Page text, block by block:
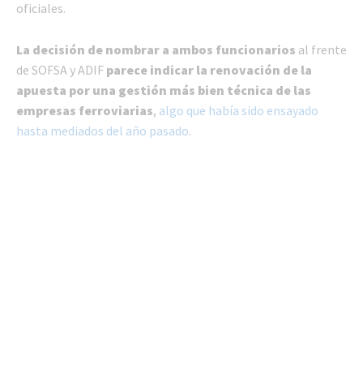
oficiales.
La decisión de nombrar a ambos funcionarios al frente
de SOFSA y ADIF parece indicar la renovación de la
apuesta por una gestión más bien técnica de las
empresas ferroviarias, algo que había sido ensayado
hasta mediados del año pasado.